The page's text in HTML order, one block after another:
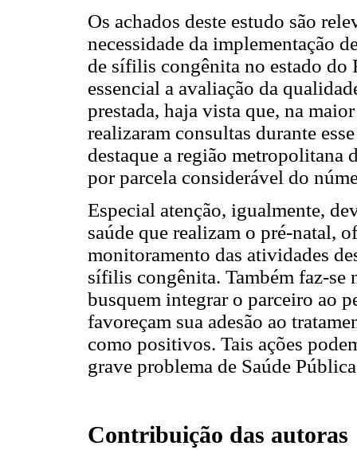
Os achados deste estudo são
necessidade da implementação
de sífilis congênita no estado do
essencial a avaliação da
prestada, haja vista que, na
realizaram consultas durante
destaque a região metropolitana
por parcela considerável do
Especial atenção, igualmente,
saúde que realizam o pré-natal,
monitoramento das atividades
sífilis congênita. Também faz-se
busquem integrar o parceiro ao
favoreçam sua adesão ao
como positivos. Tais ações
grave problema de Saúde
Contribuição das autoras